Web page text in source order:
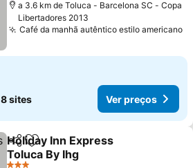
a 3.6 km de Toluca - Barcelona SC - Copa
Libertadores 2013
Café da manhã autêntico estilo americano
8 sites Ver preços
PartilharAdicionar aos favoritos
Holiday Inn Express
Toluca By Ihg